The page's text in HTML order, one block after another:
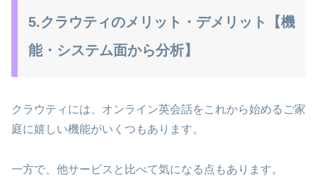
5.クラウティのメリット・デメリット【機
能・システム面から分析】
クラウティには、オンライン英会話をこれから始めるご家
庭に嬉しい機能がいくつもあります。
一方で、他サービスと比べて気になる点もあります。